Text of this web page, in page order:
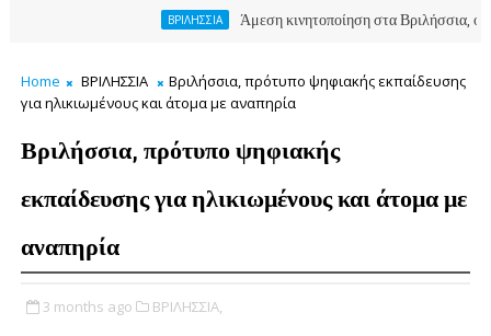
Άμεση κινητοποίηση στα Βριλήσσια, ο Δήμος
Home ΒΡΙΛΗΣΣΙΑ
Βριλήσσια, πρότυπο ψηφιακής εκπαίδευσης
για ηλικιωμένους και άτομα με αναπηρία
Βριλήσσια, πρότυπο ψηφιακής
εκπαίδευσης για ηλικιωμένους και άτομα με
αναπηρία
3 months ago ΒΡΙΛΗΣΣΙΑ,